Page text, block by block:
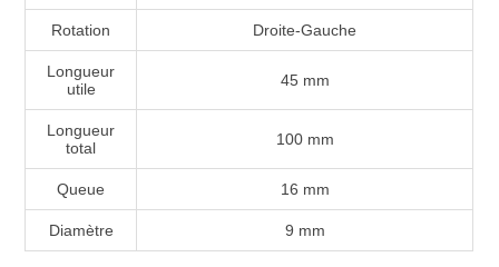
Rotation Droite-Gauche
Longueur
utile
45 mm
Longueur
total
100 mm
Queue 16 mm
Diamètre 9 mm